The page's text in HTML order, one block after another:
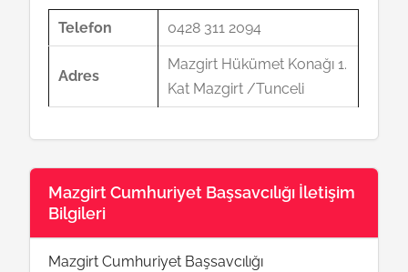
Telefon 0428 311 2094
Adres
Mazgirt Hükümet Konağı 1.
Kat Mazgirt /Tunceli
Mazgirt Cumhuriyet Başsavcılığı İletişim
Bilgileri
Mazgirt Cumhuriyet Başsavcılığı